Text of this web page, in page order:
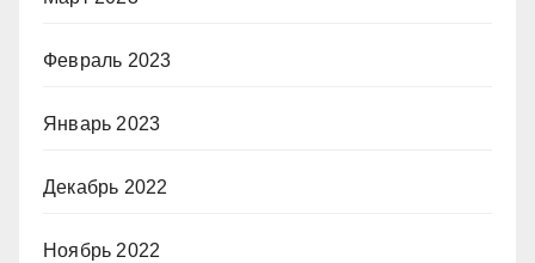
Февраль 2023
Январь 2023
Декабрь 2022
Ноябрь 2022